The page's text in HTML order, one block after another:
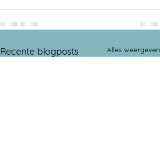
Recente blogposts Alles weergeven